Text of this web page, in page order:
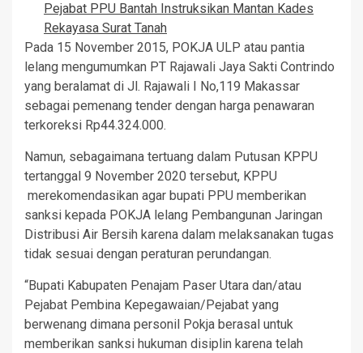
Pejabat PPU Bantah Instruksikan Mantan Kades
Rekayasa Surat Tanah
Pada 15 November 2015, POKJA ULP atau pantia
lelang mengumumkan PT Rajawali Jaya Sakti Contrindo
yang beralamat di Jl. Rajawali I No,119 Makassar
sebagai pemenang tender dengan harga penawaran
terkoreksi Rp44.324.000.
Namun, sebagaimana tertuang dalam Putusan KPPU
tertanggal 9 November 2020 tersebut, KPPU
merekomendasikan agar bupati PPU memberikan
sanksi kepada POKJA lelang Pembangunan Jaringan
Distribusi Air Bersih karena dalam melaksanakan tugas
tidak sesuai dengan peraturan perundangan.
“Bupati Kabupaten Penajam Paser Utara dan/atau
Pejabat Pembina Kepegawaian/Pejabat yang
berwenang dimana personil Pokja berasal untuk
memberikan sanksi hukuman disiplin karena telah